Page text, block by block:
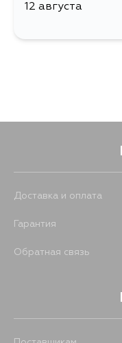
12 августа
Доставка и оплата
Гарантия
Обратная связь